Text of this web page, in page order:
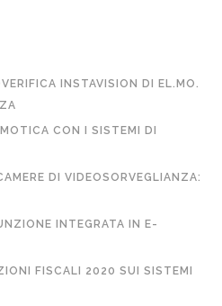
INSTAVISION DI EL.MO.
CON I SISTEMI DI
DI VIDEOSORVEGLIANZA:
INTEGRATA IN E-
FISCALI 2020 SUI SISTEMI